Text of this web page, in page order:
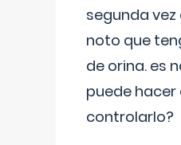
segunda vez
noto que
de orina. es
puede
controlarlo?